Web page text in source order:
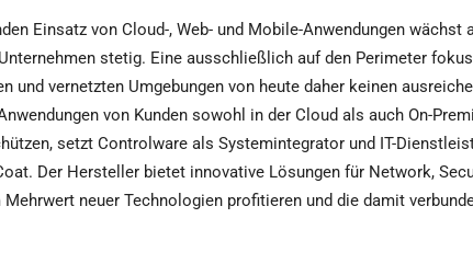
Einsatz von Cloud-, Web- und Mobile-Anwendungen wächst
stetig. Eine ausschließlich auf den Perimeter
und vernetzten Umgebungen von heute daher keinen
von Kunden sowohl in der Cloud als auch On-
setzt Controlware als Systemintegrator und IT-
Der Hersteller bietet innovative Lösungen für Network,
Mehrwert neuer Technologien profitieren und die damit